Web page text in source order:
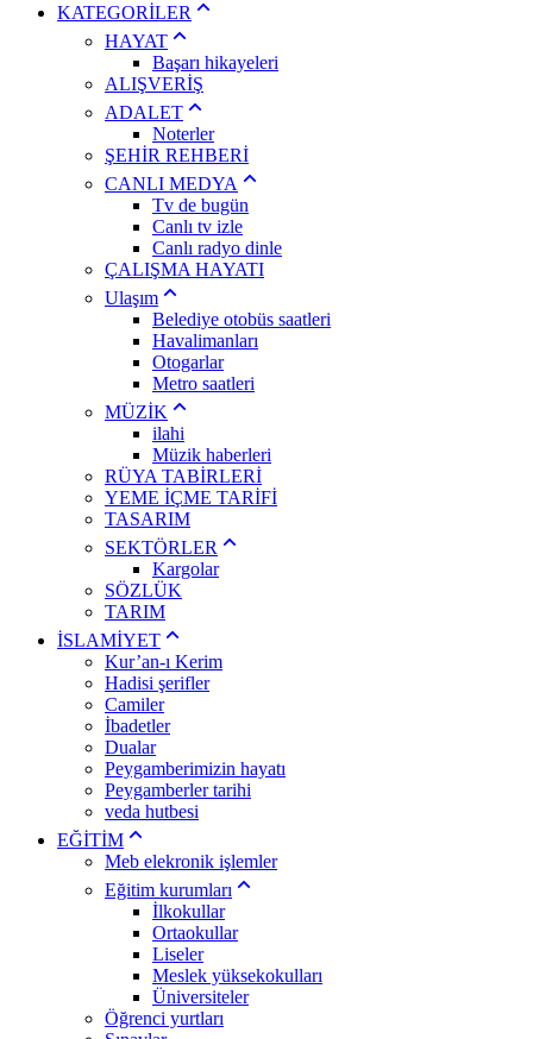
KATEGORİLER
HAYAT
Başarı hikayeleri
ALIŞVERİŞ
ADALET
Noterler
ŞEHİR REHBERİ
CANLI MEDYA
Tv de bugün
Canlı tv izle
Canlı radyo dinle
ÇALIŞMA HAYATI
Ulaşım
Belediye otobüs saatleri
Havalimanları
Otogarlar
Metro saatleri
MÜZİK
ilahi
Müzik haberleri
RÜYA TABİRLERİ
YEME İÇME TARİFİ
TASARIM
SEKTÖRLER
Kargolar
SÖZLÜK
TARIM
İSLAMİYET
Kur’an-ı Kerim
Hadisi şerifler
Camiler
İbadetler
Dualar
Peygamberimizin hayatı
Peygamberler tarihi
veda hutbesi
EĞİTİM
Meb elekronik işlemler
Eğitim kurumları
İlkokullar
Ortaokullar
Liseler
Meslek yüksekokulları
Üniversiteler
Öğrenci yurtları